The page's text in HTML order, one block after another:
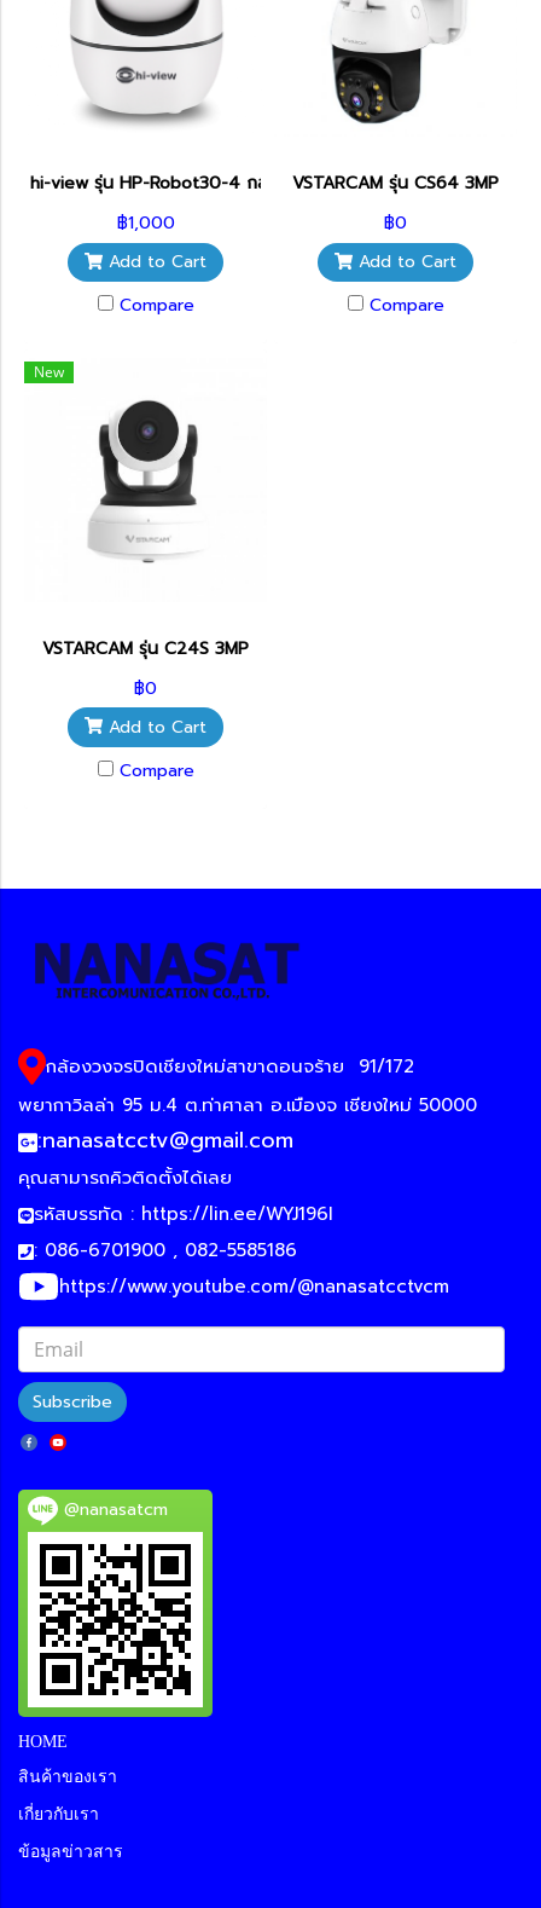
hi-view รุ่น HP-Robot30-4 กล้องวงจรปิดไร้สายเชียงใหม่
฿1,000
Add to Cart
Compare
VSTARCAM รุ่น CS64 3MP
฿0
Add to Cart
Compare
New
VSTARCAM รุ่น C24S 3MP
฿0
Add to Cart
Compare
กล้องวงจรปิดเชียงใหม่สาขาดอนจร้าย
91/172
พยากาวิลล่า 95 ม.4 ต.ท่าศาลา อ.เมืองจ เชียงใหม่ 50000
:nanasatcctv@gmail.com
คุณสามารถคิวติดตั้งได้เลย
รหัสบรรทัด : https://lin.ee/WYJ196I
: 086-6701900 , 082-5585186
https://www.youtube.com/@nanasatcctvcm
Subscribe
@nanasatcm
HOME
สินค้าของเรา
เกี่ยวกับเรา
ข้อมูลข่าวสาร